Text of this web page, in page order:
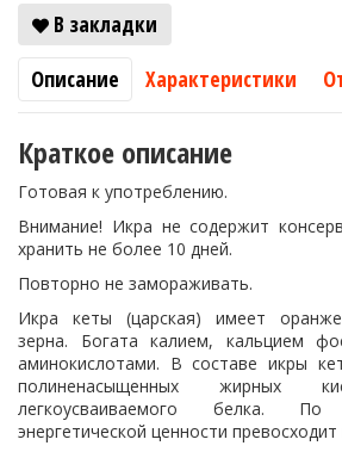
В закладки
Описание
Характеристики
Краткое описание
Готовая к употреблению.
Внимание! Икра не содержит
хранить не более 10 дней.
Повторно не замораживать.
Икра кеты (царская) имеет
зерна. Богата калием, кальцием
аминокислотами. В составе икры
полиненасыщенных жирных
легкоусваиваемого белка.
энергетической ценности